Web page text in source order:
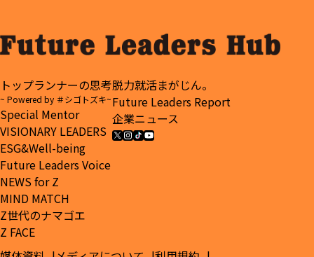
トップランナーの思考
~ Powered by ＃シゴトズキ~
Special Mentor
VISIONARY LEADERS
ESG&Well-being
Future Leaders Voice
NEWS for Z
MIND MATCH
Z世代のナマゴエ
Z FACE
脱力就活まがじん。
Future Leaders Report
企業ニュース